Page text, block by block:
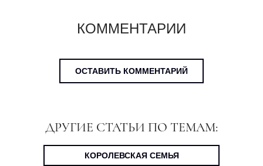
КОММЕНТАРИИ
ОСТАВИТЬ КОММЕНТАРИЙ
ДРУГИЕ СТАТЬИ ПО ТЕМАМ:
КОРОЛЕВСКАЯ СЕМЬЯ